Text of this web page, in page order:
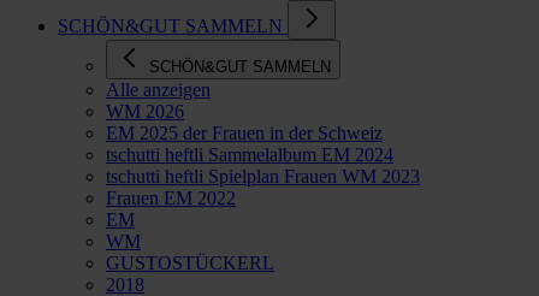
SCHÖN&GUT SAMMELN
SCHÖN&GUT SAMMELN
Alle anzeigen
WM 2026
EM 2025 der Frauen in der Schweiz
tschutti heftli Sammelalbum EM 2024
tschutti heftli Spielplan Frauen WM 2023
Frauen EM 2022
EM
WM
GUSTOSTÜCKERL
2018